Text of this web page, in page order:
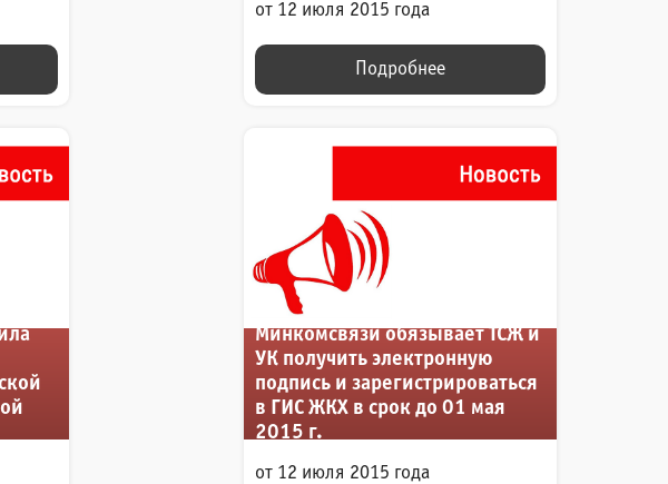
от 12 июля 2015 года
Подробнее
Минкомсвязи обязывает ТСЖ и
УК получить электронную
подпись и зарегистрироваться
в ГИС ЖКХ в срок до 01 мая
2015 г.
от 12 июля 2015 года